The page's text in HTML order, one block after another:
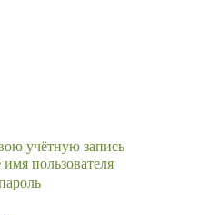
учётную запись
пользователя